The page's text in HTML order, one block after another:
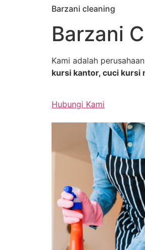
Barzani cleaning
Barzani
Kami adalah perusahaan
kursi kantor, cuci kursi
Hubungi Kami